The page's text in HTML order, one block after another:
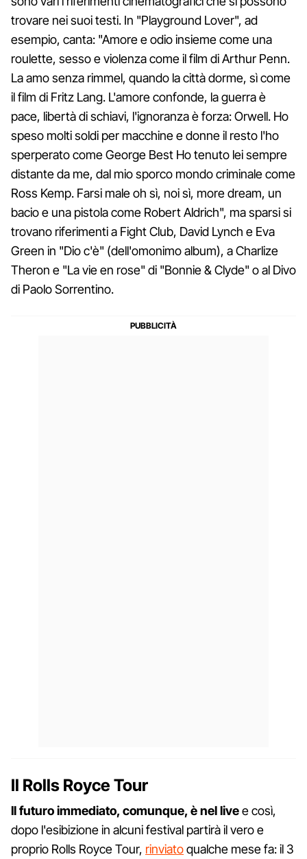
trovare nei suoi testi. In "Playground Lover", ad
esempio, canta: "Amore e odio insieme come una
roulette, sesso e violenza come il film di Arthur Penn.
La amo senza rimmel, quando la città dorme, sì come
il film di Fritz Lang. L'amore confonde, la guerra è
pace, libertà di schiavi, l'ignoranza è forza: Orwell. Ho
speso molti soldi per macchine e donne il resto l'ho
sperperato come George Best Ho tenuto lei sempre
distante da me, dal mio sporco mondo criminale come
Ross Kemp. Farsi male oh sì, noi sì, more dream, un
bacio e una pistola come Robert Aldrich", ma sparsi si
trovano riferimenti a Fight Club, David Lynch e Eva
Green in "Dio c'è" (dell'omonimo album), a Charlize
Theron e "La vie en rose" di "Bonnie & Clyde" o al Divo
di Paolo Sorrentino.
Il Rolls Royce Tour
Il futuro immediato, comunque, è nel livee così,
dopo l'esibizione in alcuni festival partirà il vero e
proprio Rolls Royce Tour, rinviatoqualche mese fa: il 3